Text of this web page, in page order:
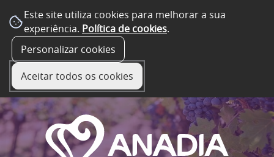
Este site utiliza cookies para melhorar a sua
experiência. Política de cookies.
Personalizar cookies
Aceitar todos os cookies